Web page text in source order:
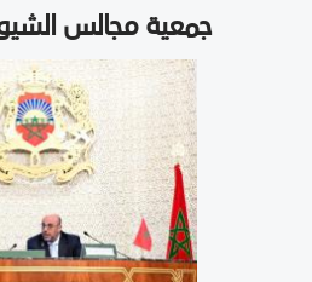
جمعية مجالس